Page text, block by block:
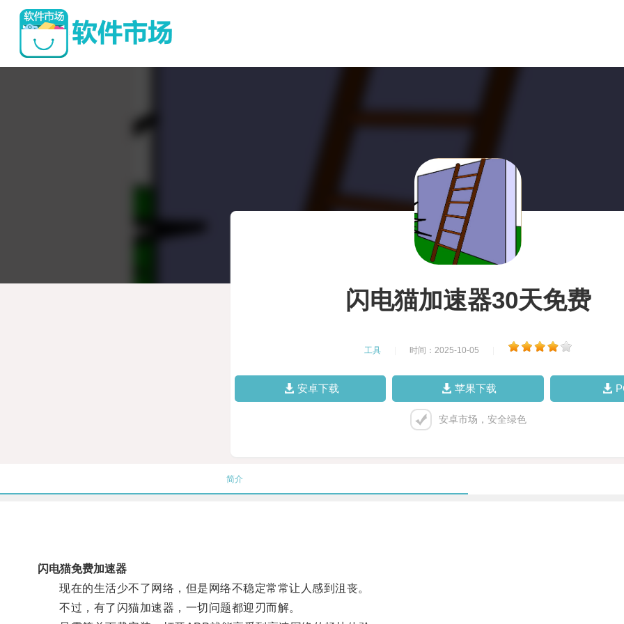
闪电猫加速器30天免费
工具 时间：2025-10-05
安卓下载 苹果下载
安卓市场，安全绿色
简介
闪电猫免费加速器
现在的生活少不了网络，但是网络不稳定常常让人感到沮丧。
不过，有了闪猫加速器，一切问题都迎刃而解。